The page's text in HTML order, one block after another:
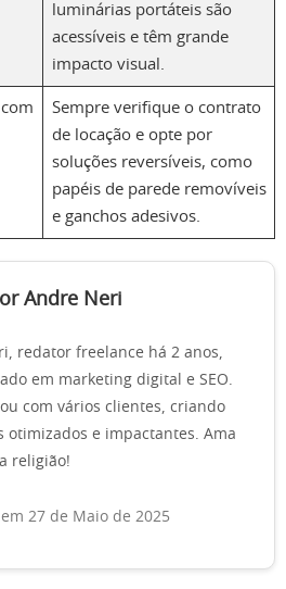
luminárias portáteis são
acessíveis e têm grande
impacto visual.
Sempre verifique o contrato
de locação e opte por
soluções reversíveis, como
papéis de parede removíveis
e ganchos adesivos.
Andre Neri
redator freelance há 2 anos,
em marketing digital e SEO.
com vários clientes, criando
otimizados e impactantes. Ama
religião!
27 de Maio de 2025